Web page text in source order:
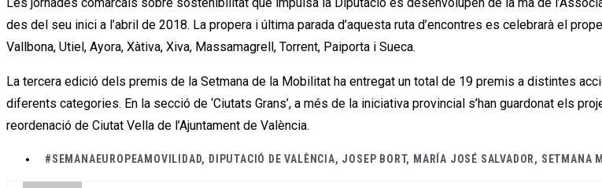
Les jornades comarcals sobre sostenibilitat que impulsa la Diputació es desenvolupen de la mà de
des del seu inici a l’abril de 2018. La propera i última parada d’aquesta ruta d’encontres es celebrarà el
Vallbona, Utiel, Ayora, Xàtiva, Xiva, Massamagrell, Torrent, Paiporta i Sueca.
La tercera edició dels premis de la Setmana de la Mobilitat ha entregat un total de 19 premis a distintes
diferents categories. En la secció de ‘Ciutats Grans’, a més de la iniciativa provincial s’han guardonat els
reordenació de Ciutat Vella de l’Ajuntament de València.
#SEMANAEUROPEAMOVILIDAD, DIPUTACIÓ DE VALÈNCIA, JOSEP BORT, MARÍA JOSÉ SALVADOR, SETMANA